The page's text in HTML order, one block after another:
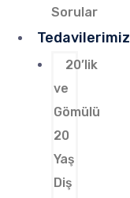
Sorular
Tedavilerimiz
20’lik
ve
Gömülü
20
Yaş
Diş